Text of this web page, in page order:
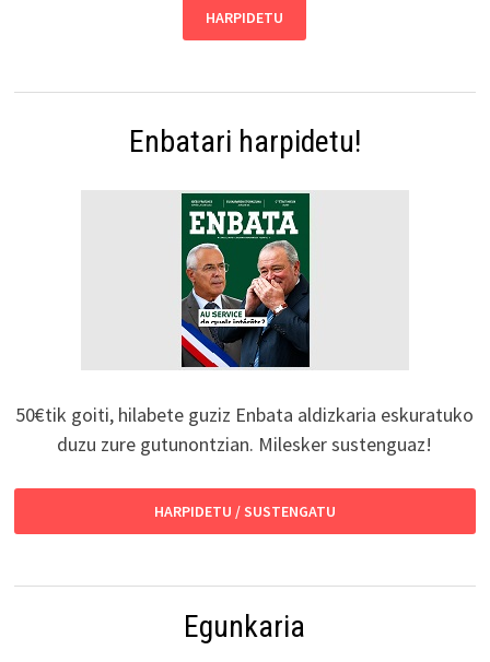
Enbatari harpidetu!
50€tik goiti, hilabete guziz Enbata aldizkaria eskuratuko
duzu zure gutunontzian. Milesker sustenguaz!
HARPIDETU / SUSTENGATU
Egunkaria